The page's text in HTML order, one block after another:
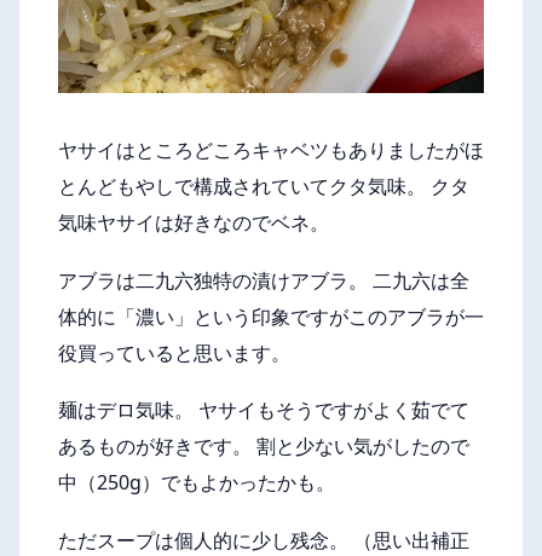
ヤサイはところどころキャベツもありましたがほ
とんどもやしで構成されていてクタ気味。 クタ
気味ヤサイは好きなのでベネ。
アブラは二九六独特の漬けアブラ。 二九六は全
体的に「濃い」という印象ですがこのアブラが一
役買っていると思います。
麺はデロ気味。 ヤサイもそうですがよく茹でて
あるものが好きです。 割と少ない気がしたので
中（250g）でもよかったかも。
ただスープは個人的に少し残念。 （思い出補正